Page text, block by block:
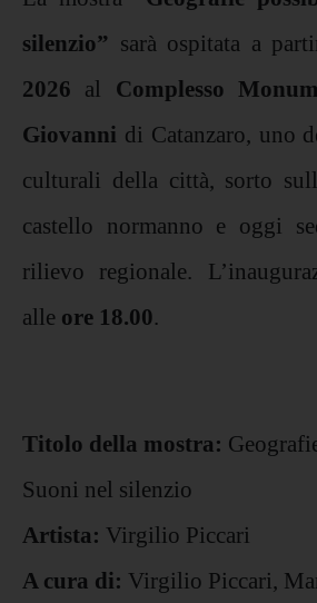
silenzio” sarà ospitata a
2026 al Complesso
Giovanni di Catanzaro, uno
culturali della città, sorto
castello normanno e oggi
rilievo regionale.
alle ore 18.00
Titolo della mostra:
Suoni nel silenzio
Artista: Virgilio Piccari
A cura di: Virgilio Piccari,